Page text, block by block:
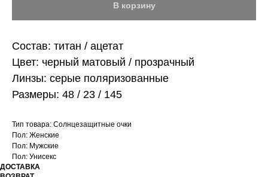
В корзину
Состав: титан / ацетат
Цвет: черный матовый / прозрачный
Линзы: серые поляризованные
Размеры: 48 / 23 / 145
Тип товара: Солнцезащитные очки
Пол: Женские
Пол: Мужские
Пол: Унисекс
ДОСТАВКА